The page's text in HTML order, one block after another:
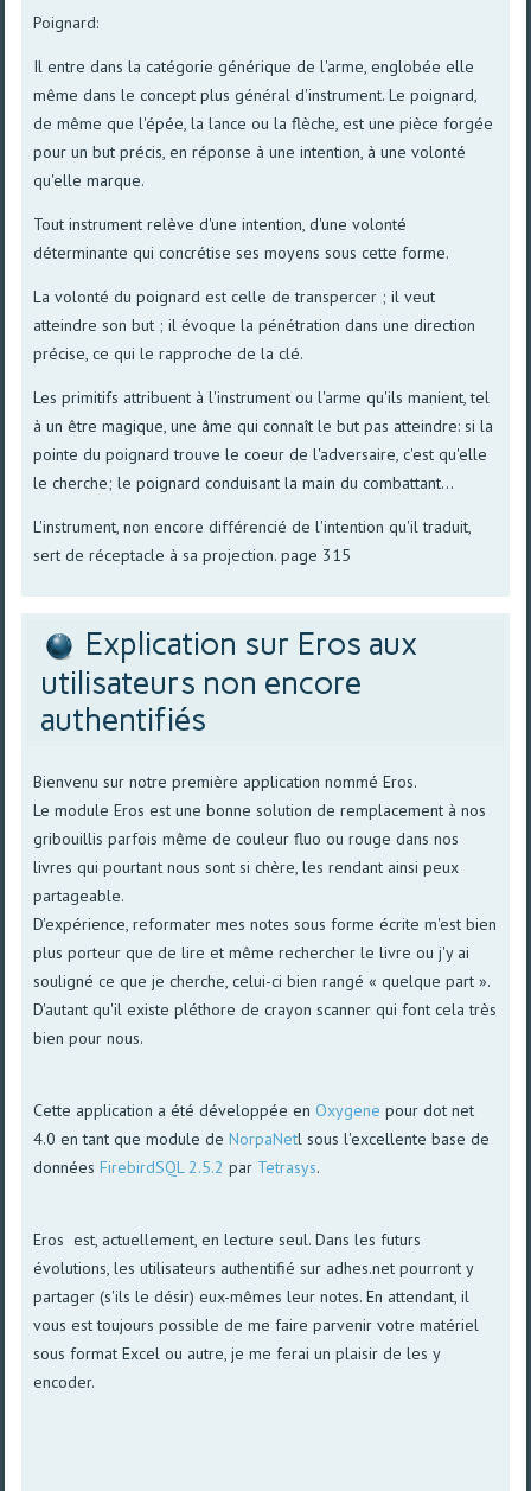
Poignard:
Il entre dans la catégorie générique de l'arme, englobée elle
même dans le concept plus général d'instrument. Le poignard,
de même que l'épée, la lance ou la flèche, est une pièce forgée
pour un but précis, en réponse à une intention, à une volonté
qu'elle marque.
Tout instrument relève d'une intention, d'une volonté
déterminante qui concrétise ses moyens sous cette forme.
La volonté du poignard est celle de transpercer ; il veut
atteindre son but ; il évoque la pénétration dans une direction
précise, ce qui le rapproche de la clé.
Les primitifs attribuent à l'instrument ou l'arme qu'ils manient, tel
à un être magique, une âme qui connaît le but pas atteindre: si la
pointe du poignard trouve le coeur de l'adversaire, c'est qu'elle
le cherche; le poignard conduisant la main du combattant...
L'instrument, non encore différencié de l'intention qu'il traduit,
sert de réceptacle à sa projection. page 315
Explication sur Eros aux
utilisateurs non encore
authentifiés
Bienvenu sur notre première application nommé Eros.
Le module Eros est une bonne solution de remplacement à nos
gribouillis parfois même de couleur fluo ou rouge dans nos
livres qui pourtant nous sont si chère, les rendant ainsi peux
partageable.
D'expérience, reformater mes notes sous forme écrite m'est bien
plus porteur que de lire et même rechercher le livre ou j'y ai
souligné ce que je cherche, celui-ci bien rangé « quelque part ».
D'autant qu'il existe pléthore de crayon scanner qui font cela très
bien pour nous.
Cette application a été développée en Oxygene pour dot net
4.0 en tant que module deNorpaNetl sous l'excellente base de
donnéesFirebirdSQL 2.5.2 par Tetrasys.
Eros est, actuellement, en lecture seul. Dans les futurs
évolutions, les utilisateurs authentifié sur adhes.net pourront y
partager (s'ils le désir) eux-mêmes leur notes. En attendant, il
vous est toujours possible de me faire parvenir votre matériel
sous format Excel ou autre, je me ferai un plaisir de les y
encoder.